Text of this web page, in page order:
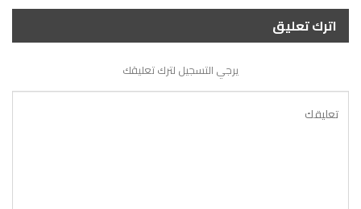
اترك تعليق
يرجي التسجيل لترك تعليقك